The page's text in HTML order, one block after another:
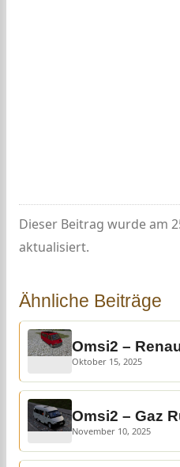
Dieser Beitrag wurde am
aktualisiert.
Ähnliche Beiträge
Omsi2 –
Oktober 15, 2025
Omsi2 – Gaz
November 10, 2025